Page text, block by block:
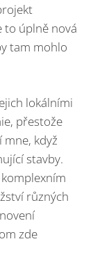
to úplně nová
tam mohlo
lokálními
přestože
mne, když
stavby.
různých
zde